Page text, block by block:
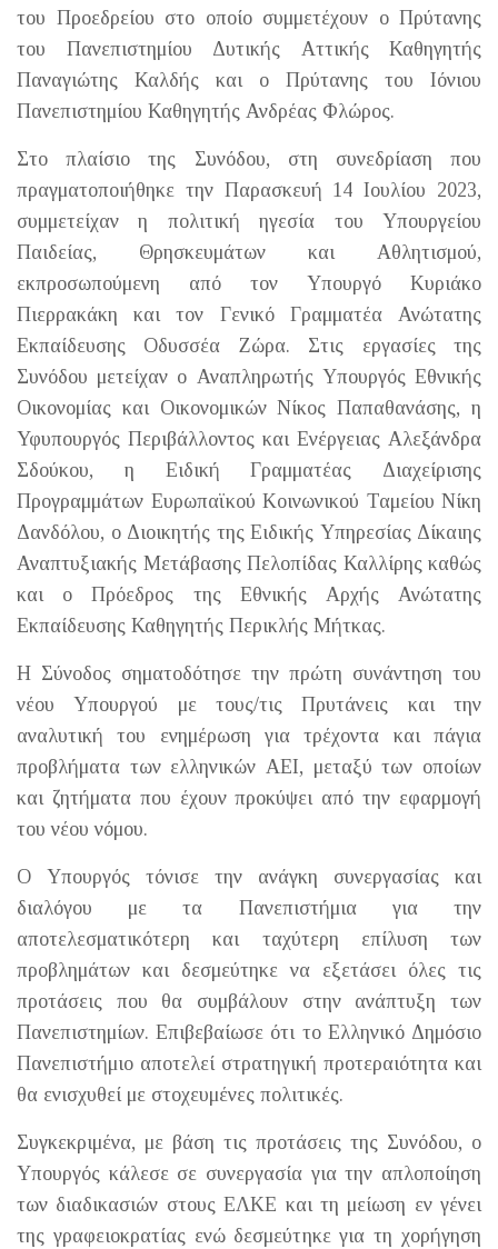
του Προεδρείου στο οποίο συμμετέχουν ο Πρύτανης
του Πανεπιστημίου Δυτικής Αττικής Καθηγητής
Παναγιώτης Καλδής και ο Πρύτανης του Ιόνιου
Πανεπιστημίου Καθηγητής Ανδρέας Φλώρος.
Στο πλαίσιο της Συνόδου, στη συνεδρίαση που
πραγματοποιήθηκε την Παρασκευή 14 Ιουλίου 2023,
συμμετείχαν η πολιτική ηγεσία του Υπουργείου
Παιδείας, Θρησκευμάτων και Αθλητισμού,
εκπροσωπούμενη από τον Υπουργό Κυριάκο
Πιερρακάκη και τον Γενικό Γραμματέα Ανώτατης
Εκπαίδευσης Οδυσσέα Ζώρα. Στις εργασίες της
Συνόδου μετείχαν ο Αναπληρωτής Υπουργός Εθνικής
Οικονομίας και Οικονομικών Νίκος Παπαθανάσης, η
Υφυπουργός Περιβάλλοντος και Ενέργειας Αλεξάνδρα
Σδούκου, η Ειδική Γραμματέας Διαχείρισης
Προγραμμάτων Ευρωπαϊκού Κοινωνικού Ταμείου Νίκη
Δανδόλου, ο Διοικητής της Ειδικής Υπηρεσίας Δίκαιης
Αναπτυξιακής Μετάβασης Πελοπίδας Καλλίρης καθώς
και ο Πρόεδρος της Εθνικής Αρχής Ανώτατης
Εκπαίδευσης Καθηγητής Περικλής Μήτκας.
Η Σύνοδος σηματοδότησε την πρώτη συνάντηση του
νέου Υπουργού με τους/τις Πρυτάνεις και την
αναλυτική του ενημέρωση για τρέχοντα και πάγια
προβλήματα των ελληνικών ΑΕΙ, μεταξύ των οποίων
και ζητήματα που έχουν προκύψει από την εφαρμογή
του νέου νόμου.
Ο Υπουργός τόνισε την ανάγκη συνεργασίας και
διαλόγου με τα Πανεπιστήμια για την
αποτελεσματικότερη και ταχύτερη επίλυση των
προβλημάτων και δεσμεύτηκε να εξετάσει όλες τις
προτάσεις που θα συμβάλουν στην ανάπτυξη των
Πανεπιστημίων. Επιβεβαίωσε ότι το Ελληνικό Δημόσιο
Πανεπιστήμιο αποτελεί στρατηγική προτεραιότητα και
θα ενισχυθεί με στοχευμένες πολιτικές.
Συγκεκριμένα, με βάση τις προτάσεις της Συνόδου, ο
Υπουργός κάλεσε σε συνεργασία για την απλοποίηση
των διαδικασιών στους ΕΛΚΕ και τη μείωση εν γένει
της γραφειοκρατίας ενώ δεσμεύτηκε για τη χορήγηση